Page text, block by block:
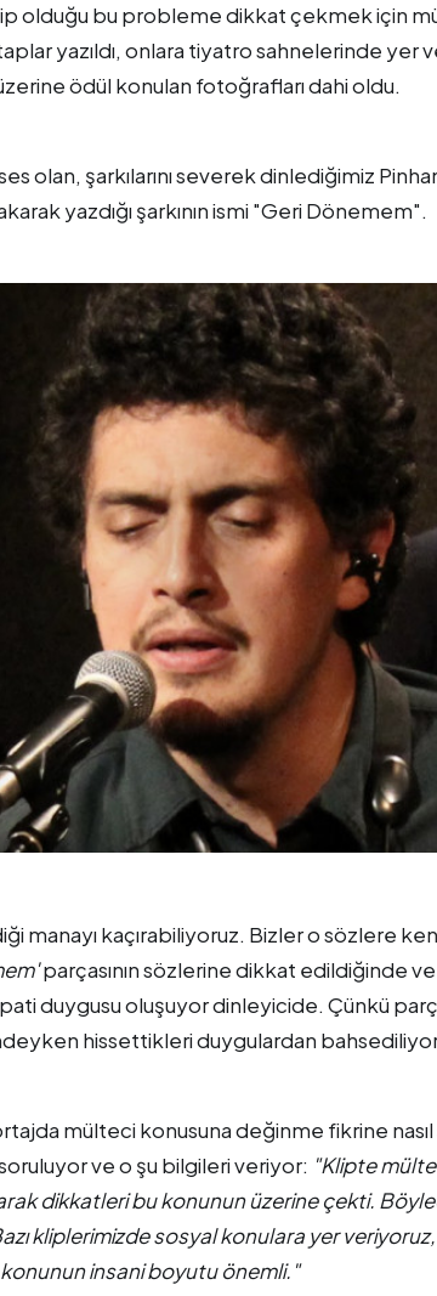
olduğu bu probleme dikkat çekmek için
yazıldı, onlara tiyatro sahnelerinde yer
üzerine ödül konulan fotoğrafları dahi oldu.
olan, şarkılarını severek dinlediğimiz
yazdığı şarkının ismi "Geri Dönemem".
manayı kaçırabiliyoruz. Bizler o sözlere
parçasının sözlerine dikkat edildiğinde ve
duygusu oluşuyor dinleyicide. Çünkü
hissettikleri duygulardan
mülteci konusuna değinme fikrine nasıl
soruluyor ve o şu bilgileri veriyor: "Klipte
dikkatleri bu konunun üzerine çekti.
kliplerimizde sosyal konulara yer
insani boyutu önemli."